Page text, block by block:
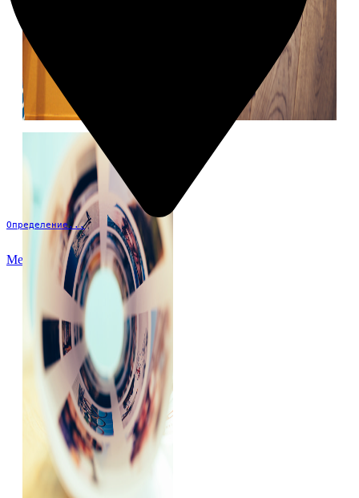
Определение...
Меню